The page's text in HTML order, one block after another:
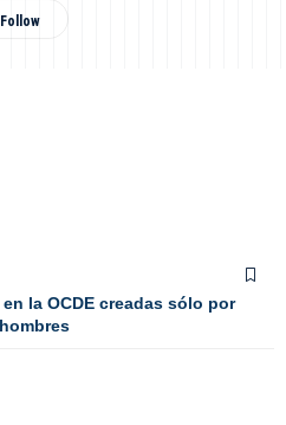
la OCDE creadas sólo por